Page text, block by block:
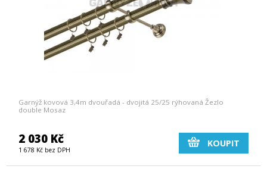
Garnýž kovová 3,4m dvouřadá - dvojitá 25/25 rýhovaná Žezlo
double Mosaz
2 030 Kč
1 678 Kč bez DPH
KOUPIT